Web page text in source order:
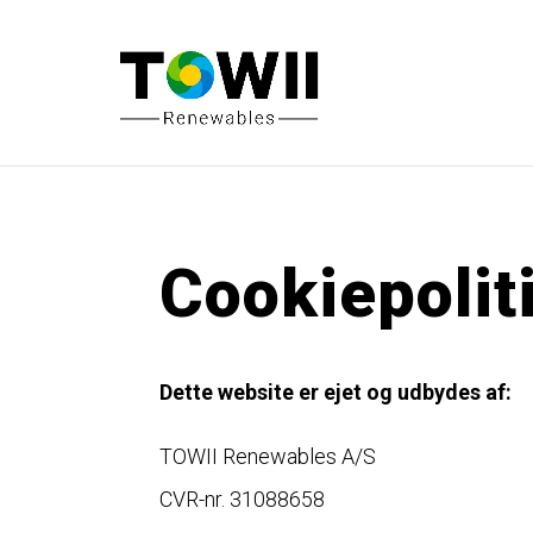
Dette website er ejet og udbydes af:
TOWII Renewables A/S
CVR-nr. 31088658